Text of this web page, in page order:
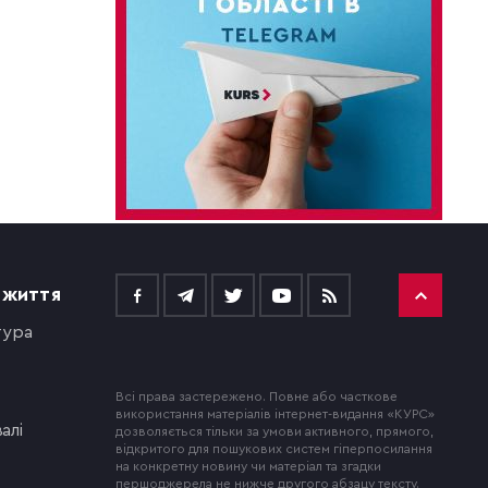
Всі права застережено. Повне або часткове
використання матеріалів інтернет-видання «КУРС»
дозволяється тільки за умови активного, прямого,
відкритого для пошукових систем гіперпосилання
на конкретну новину чи матеріал та згадки
першоджерела не нижче другого абзацу тексту.